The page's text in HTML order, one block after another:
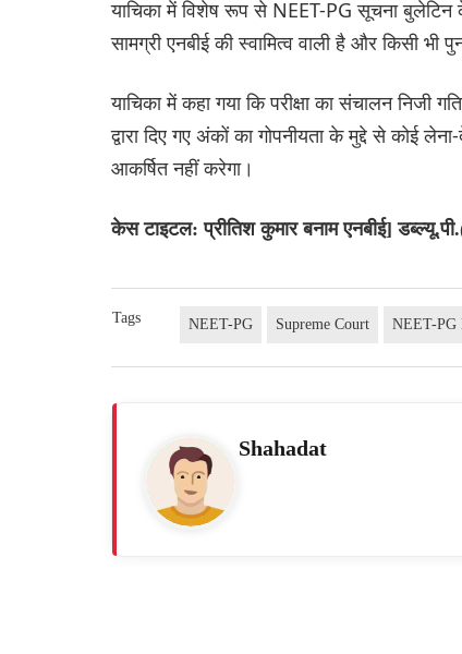
याचिका में विशेष रूप से NEET-PG सूचना बुलेटिन
सामग्री एनबीई की स्वामित्व वाली है और किसी भी
याचिका में कहा गया कि परीक्षा का संचालन निजी
द्वारा दिए गए अंकों का गोपनीयता के मुद्दे से कोई
आकर्षित नहीं करेगा।
केस टाइटल: प्रीतिश कुमार बनाम एनबीई]
Tags NEET-PG Supreme Court NEET-PG
Shahadat